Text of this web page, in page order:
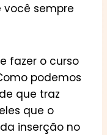
sempre
fazer o curso
podemos
que traz
que o
inserção no